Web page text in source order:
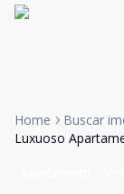
Home
Buscar
Luxuoso